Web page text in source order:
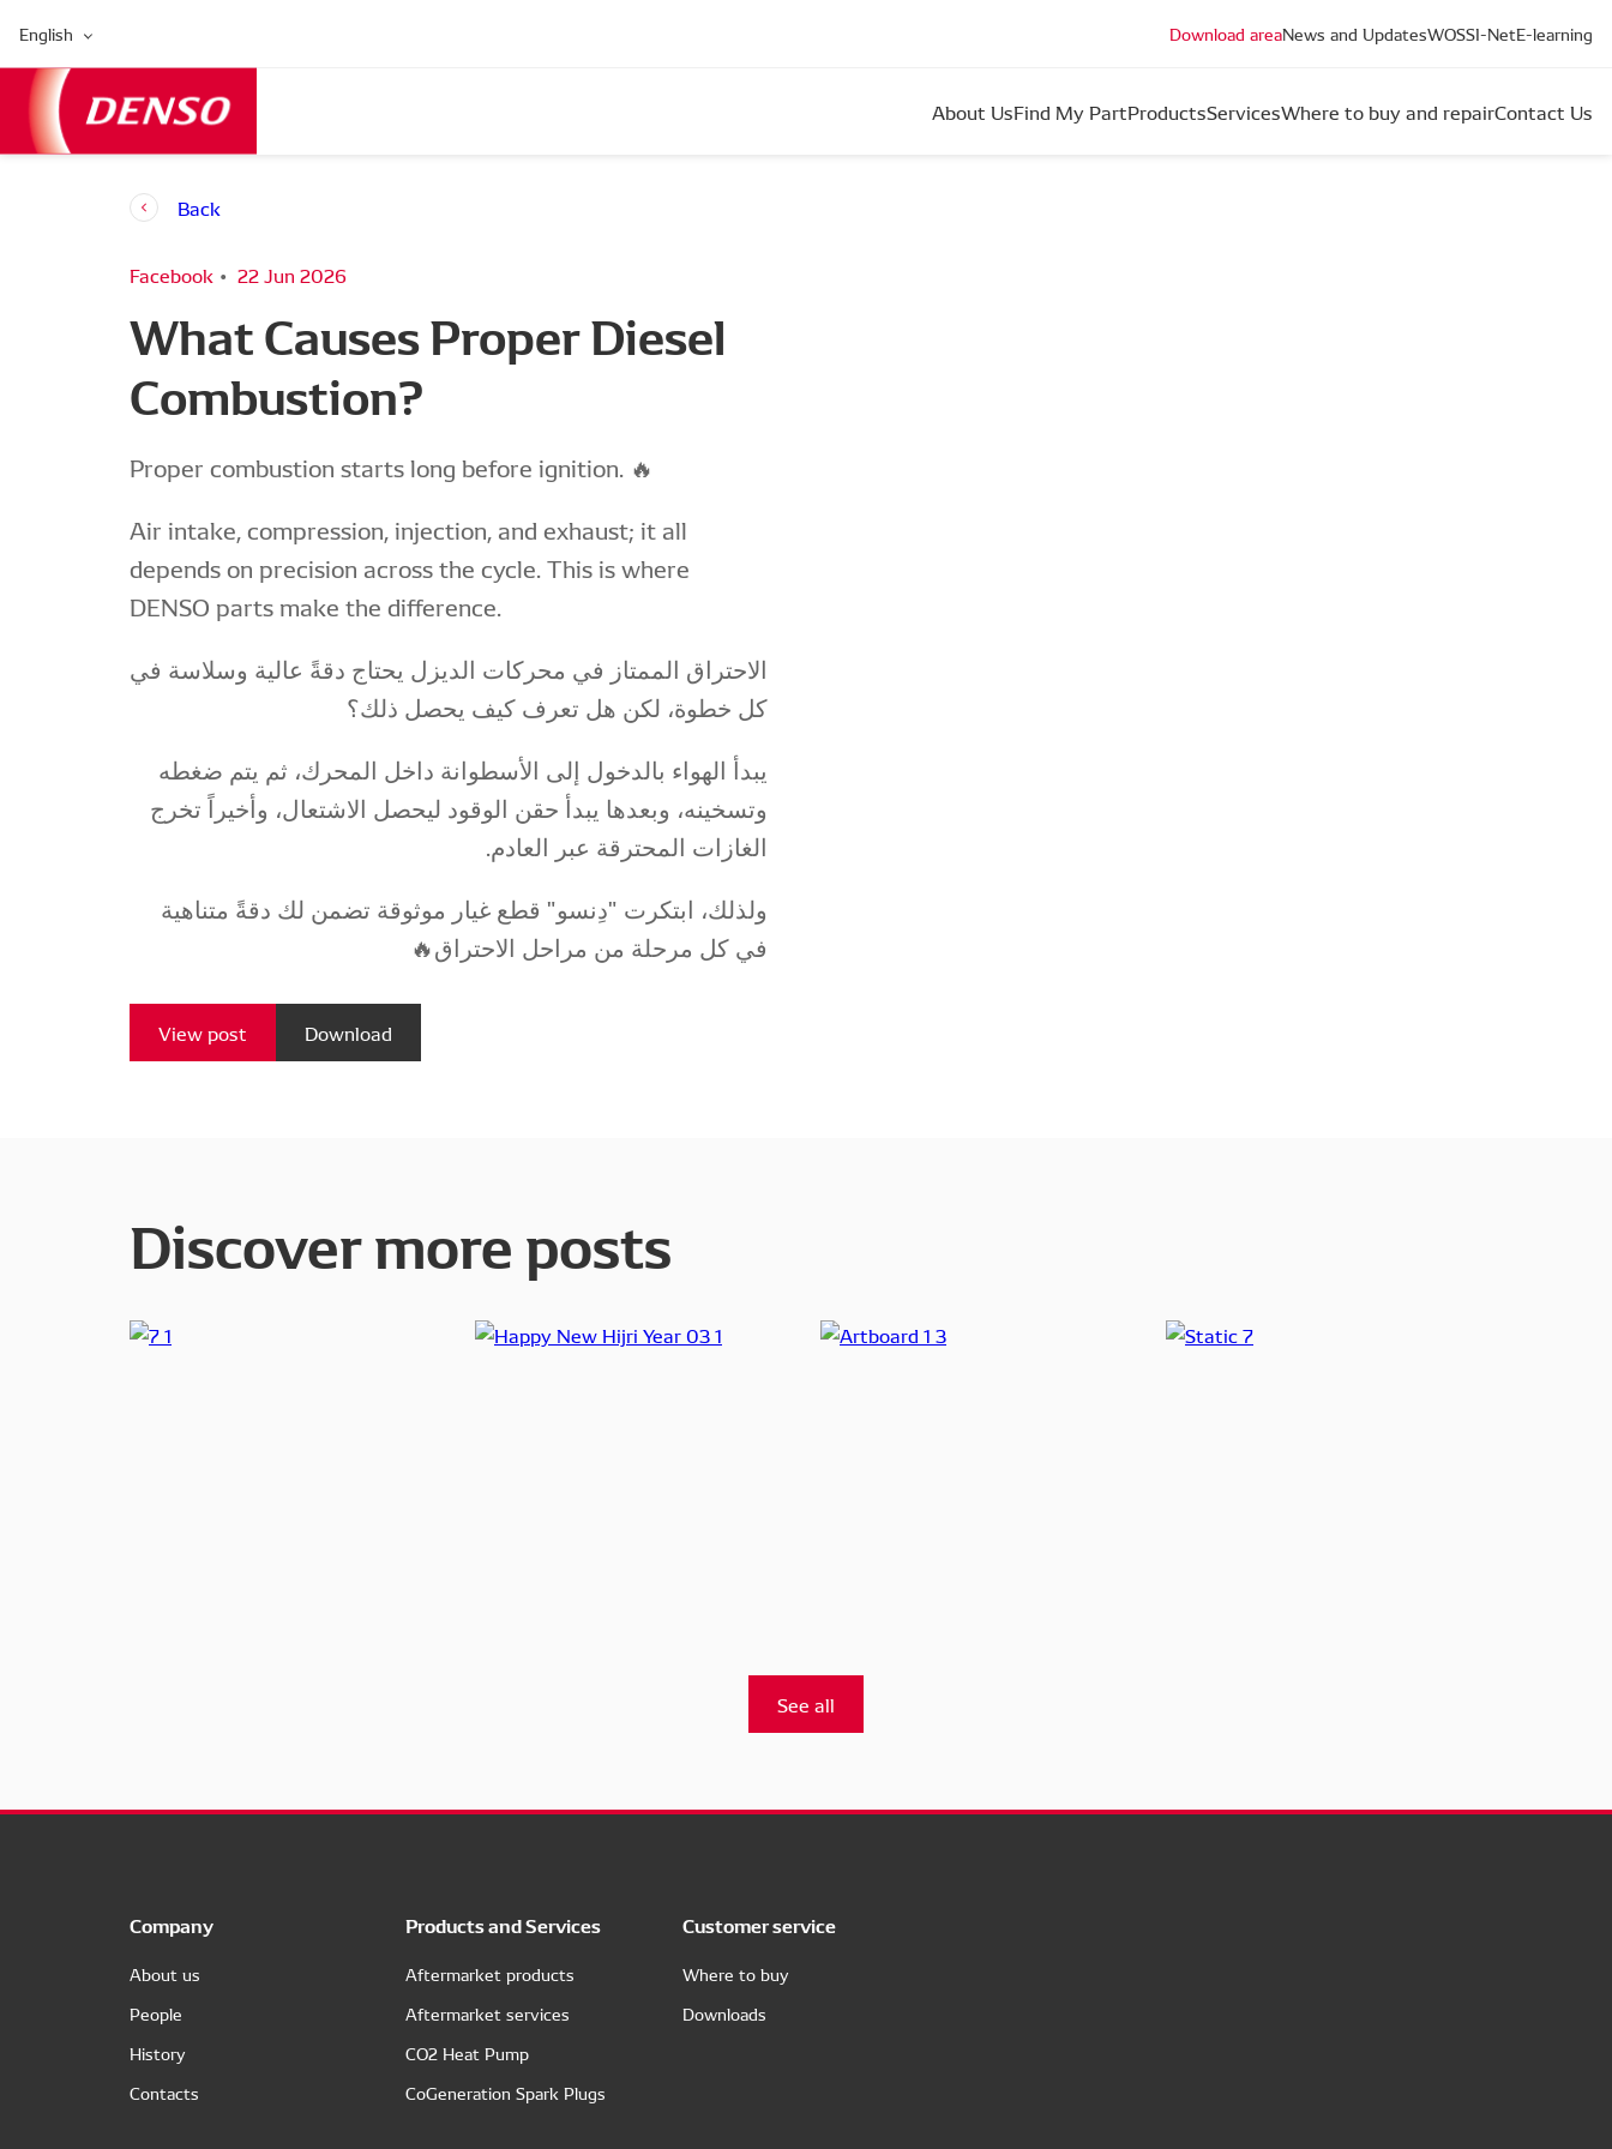
English Download areaNews and UpdatesWOSSI-NetE-learning
About UsFind My PartProductsServicesWhere to buy and repairContact Us
Back
Facebook 22 Jun 2026
What Causes Proper Diesel
Combustion?
Proper combustion starts long before ignition. 🔥
Air intake, compression, injection, and exhaust; it all
depends on precision across the cycle. This is where
DENSO parts make the difference.
الاحتراق الممتاز في محركات الديزل يحتاج دقةً عالية وسلاسة في
كل خطوة، لكن هل تعرف كيف يحصل ذلك؟
يبدأ الهواء بالدخول إلى الأسطوانة داخل المحرك، ثم يتم ضغطه
وتسخينه، وبعدها يبدأ حقن الوقود ليحصل الاشتعال، وأخيراً تخرج
الغازات المحترقة عبر العادم.
ولذلك، ابتكرت "دِنسو" قطع غيار موثوقة تضمن لك دقةً متناهية
في كل مرحلة من مراحل الاحتراق🔥
View post Download
Discover more posts
See all
Company
About us
People
History
Contacts
Products and Services
Aftermarket products
Aftermarket services
CO2 Heat Pump
CoGeneration Spark Plugs
Customer service
Where to buy
Downloads